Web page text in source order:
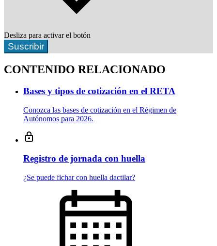
Desliza para activar el botón
Suscribir
CONTENIDO RELACIONADO
Bases y tipos de cotización en el RETA
Conozca las bases de cotización en el Régimen de
Autónomos para 2026.
Registro de jornada con huella
¿Se puede fichar con huella dactilar?